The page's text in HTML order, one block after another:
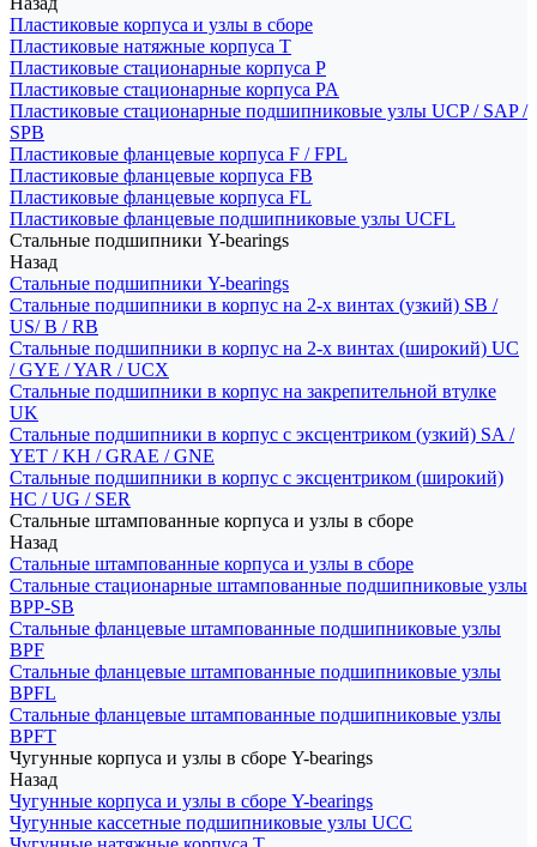
Пластиковые корпуса и узлы в сборе
Пластиковые натяжные корпуса T
Пластиковые стационарные корпуса P
Пластиковые стационарные корпуса PA
Пластиковые стационарные подшипниковые узлы UCP / SAP /
SPB
Пластиковые фланцевые корпуса F / FPL
Пластиковые фланцевые корпуса FB
Пластиковые фланцевые корпуса FL
Пластиковые фланцевые подшипниковые узлы UCFL
Стальные подшипники Y-bearings
Назад
Стальные подшипники Y-bearings
Стальные подшипники в корпус на 2-х винтах (узкий) SB /
US/ B / RB
Стальные подшипники в корпус на 2-х винтах (широкий) UC
/ GYE / YAR / UCX
Стальные подшипники в корпус на закрепительной втулке
UK
Стальные подшипники в корпус с эксцентриком (узкий) SA /
YET / KH / GRAE / GNE
Стальные подшипники в корпус с эксцентриком (широкий)
HC / UG / SER
Стальные штампованные корпуса и узлы в сборе
Назад
Стальные штампованные корпуса и узлы в сборе
Стальные стационарные штампованные подшипниковые узлы
BPP-SB
Стальные фланцевые штампованные подшипниковые узлы
BPF
Стальные фланцевые штампованные подшипниковые узлы
BPFL
Стальные фланцевые штампованные подшипниковые узлы
BPFT
Чугунные корпуса и узлы в сборе Y-bearings
Назад
Чугунные корпуса и узлы в сборе Y-bearings
Чугунные кассетные подшипниковые узлы UCC